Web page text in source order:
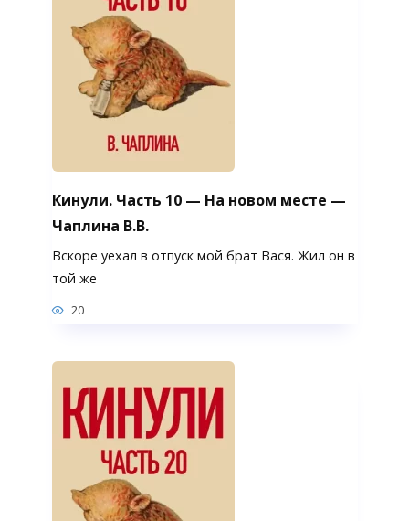
Кинули. Часть 10 — На новом месте —
Чаплина В.В.
Вскоре уехал в отпуск мой брат Вася. Жил он в
той же
20